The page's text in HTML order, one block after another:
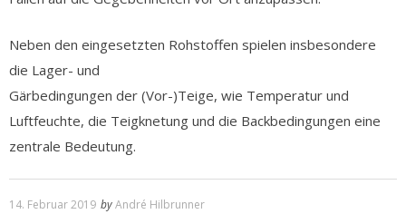
Neben den eingesetzten Rohstoffen spielen insbesondere
die Lager- und
Gärbedingungen der (Vor-)Teige, wie Temperatur und
Luftfeuchte, die Teigknetung und die Backbedingungen eine
zentrale Bedeutung.
14. Februar 2019 byAndré Hilbrunner